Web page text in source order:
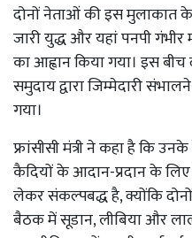
दोनों नेताओं की इस मुलाकात के
जारी युद्ध और यहां पनपी
का आह्वान किया गया। इस बीच
समुदाय द्वारा जिम्मेदारी
गया।
फ्रांसीसी मंत्री ने कहा है कि
कैदियों के आदान-प्रदान के
लेकर संकल्पबद्ध है, क्योंकि
बैठक में सूडान, लीबिया और